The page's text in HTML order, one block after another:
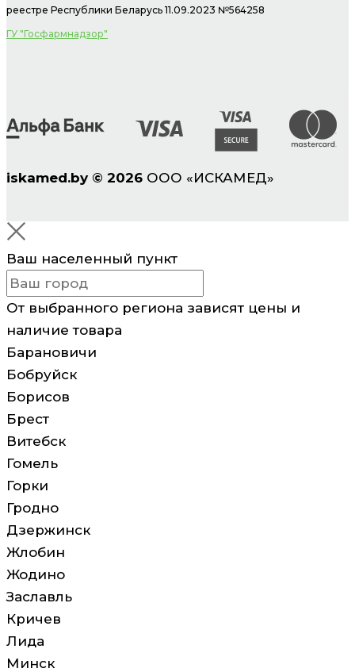
реестре Республики Беларусь 11.09.2023 №564258
ГУ "Госфармнадзор"
iskamed.by © 2026 ООО «ИСКАМЕД»
Ваш населенный пункт
От выбранного региона зависят цены и
наличие товара
Барановичи
Бобруйск
Борисов
Брест
Витебск
Гомель
Горки
Гродно
Дзержинск
Жлобин
Жодино
Заславль
Кричев
Лида
Минск